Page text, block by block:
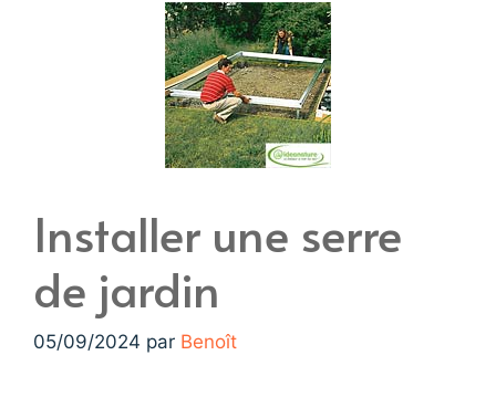
Installer une serre
de jardin
05/09/2024 par Benoît